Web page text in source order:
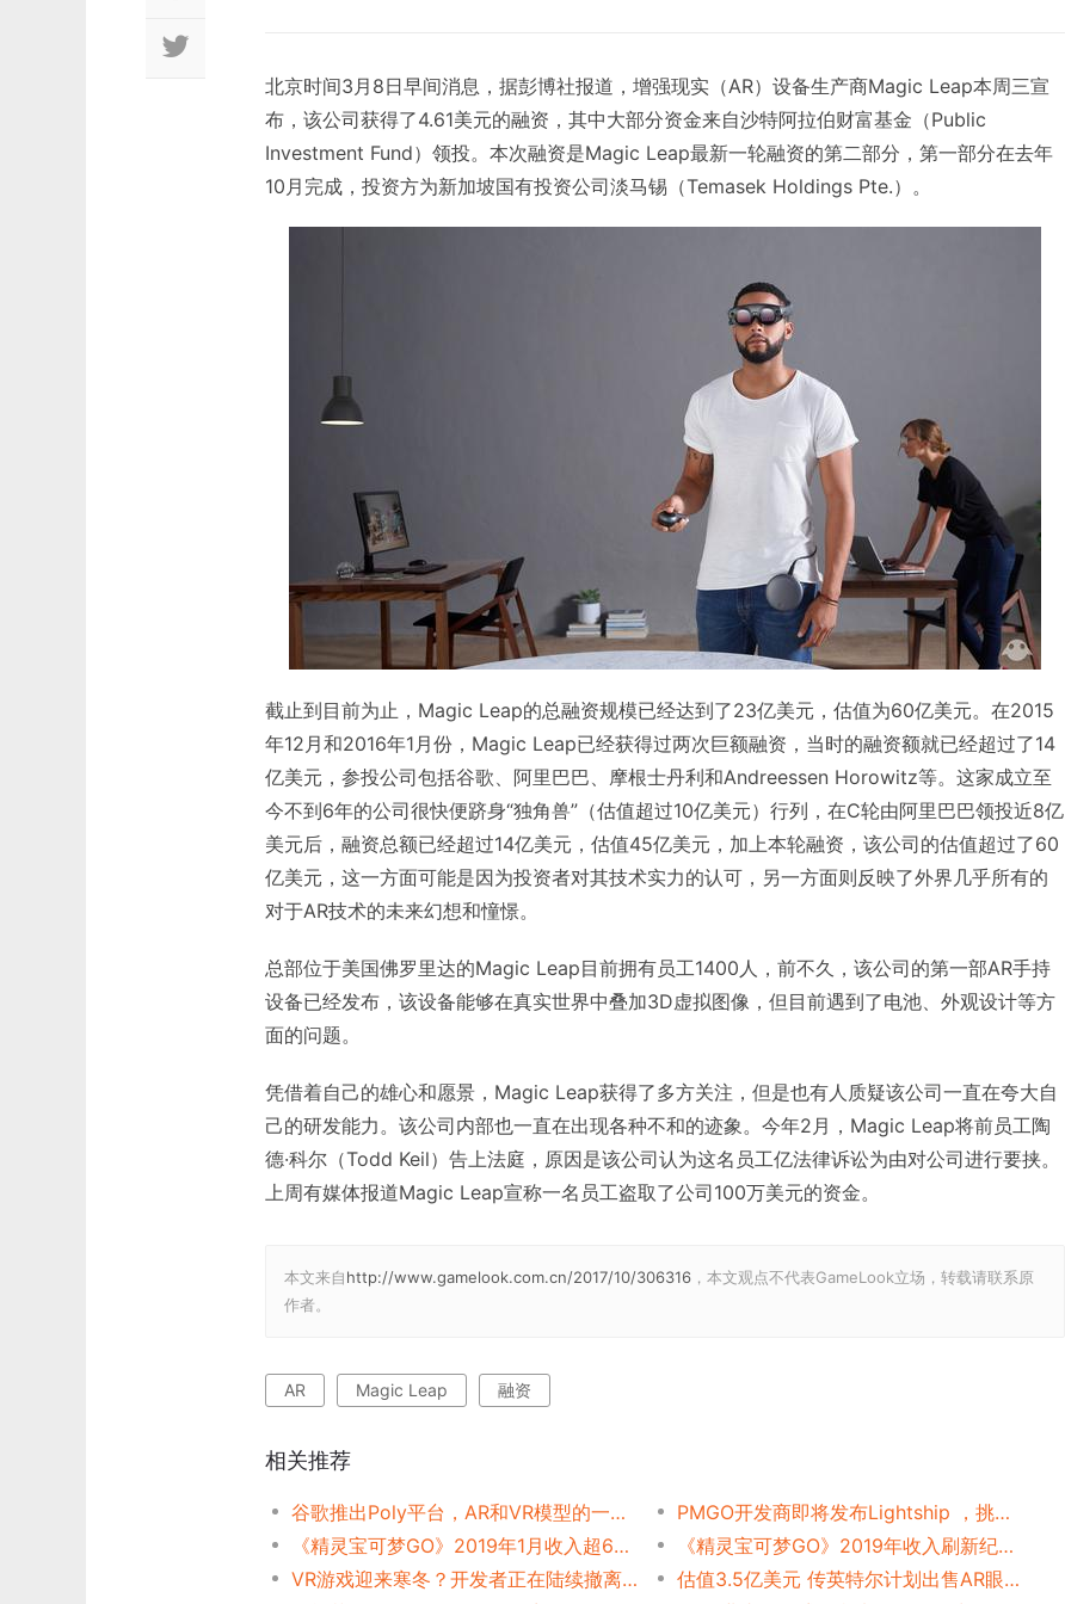
北京时间3月8日早间消息，据彭博社报道，增强现实（AR）设备生产商Magic Leap本周三宣
布，该公司获得了4.61美元的融资，其中大部分资金来自沙特阿拉伯财富基金（Public
Investment Fund）领投。本次融资是Magic Leap最新一轮融资的第二部分，第一部分在去年
10月完成，投资方为新加坡国有投资公司淡马锡（Temasek Holdings Pte.）。
截止到目前为止，Magic Leap的总融资规模已经达到了23亿美元，估值为60亿美元。在2015
年12月和2016年1月份，Magic Leap已经获得过两次巨额融资，当时的融资额就已经超过了14
亿美元，参投公司包括谷歌、阿里巴巴、摩根士丹利和Andreessen Horowitz等。这家成立至
今不到6年的公司很快便跻身“独角兽”（估值超过10亿美元）行列，在C轮由阿里巴巴领投近8亿
美元后，融资总额已经超过14亿美元，估值45亿美元，加上本轮融资，该公司的估值超过了60
亿美元，这一方面可能是因为投资者对其技术实力的认可，另一方面则反映了外界几乎所有的
对于AR技术的未来幻想和憧憬。
总部位于美国佛罗里达的Magic Leap目前拥有员工1400人，前不久，该公司的第一部AR手持
设备已经发布，该设备能够在真实世界中叠加3D虚拟图像，但目前遇到了电池、外观设计等方
面的问题。
凭借着自己的雄心和愿景，Magic Leap获得了多方关注，但是也有人质疑该公司一直在夸大自
己的研发能力。该公司内部也一直在出现各种不和的迹象。今年2月，Magic Leap将前员工陶
德·科尔（Todd Keil）告上法庭，原因是该公司认为这名员工亿法律诉讼为由对公司进行要挟。
上周有媒体报道Magic Leap宣称一名员工盗取了公司100万美元的资金。
本文来自http://www.gamelook.com.cn/2017/10/306316 ，本文观点不代表GameLook立场，转载请联系原
作者。
AR Magic Leap 融资
相关推荐
谷歌推出Poly平台，AR和VR模型的一站式商店
PMGO开发商即将发布Lightship ，挑战AR Metaverse！
《精灵宝可梦GO》2019年1月收入超6800万美元 同比增长84%
《精灵宝可梦GO》2019年收入刷新纪录，吸金近9亿美元
VR游戏迎来寒冬？开发者正在陆续撤离 从VR转入AR
估值3.5亿美元 传英特尔计划出售AR眼镜部门多数股权